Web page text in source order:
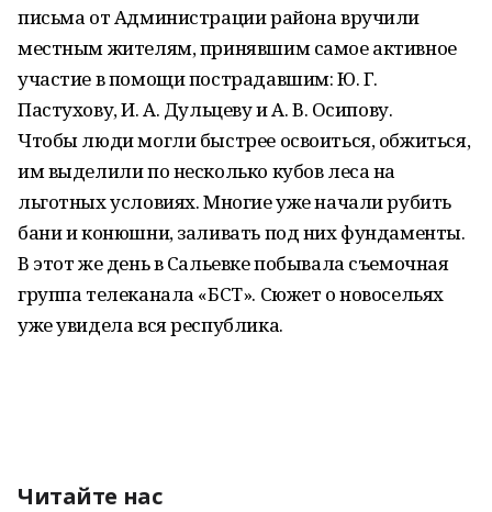
письма от Администрации района вручили
местным жителям, принявшим самое активное
участие в помощи пострадавшим: Ю. Г.
Пастухову, И. А. Дульцеву и А. В. Осипову.
Чтобы люди могли быстрее освоиться, обжиться,
им выделили по несколько кубов леса на
льготных условиях. Многие уже начали рубить
бани и конюшни, заливать под них фундаменты.
В этот же день в Сальевке побывала съемочная
группа телеканала «БСТ». Сюжет о новосельях
уже увидела вся республика.
Читайте нас